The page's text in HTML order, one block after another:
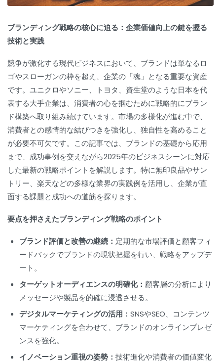
ブランディング戦略の核心に迫る：企業価値向上の鍵を握る
技術と実践
競争が激化する現代ビジネスにおいて、ブランドは単なるロ
ゴやスローガンの枠を超え、企業の「魂」となる重要な資産
です。ユニクロやソニー、トヨタ、資生堂のような日本を代
表する大手企業は、消費者の心を掴むために戦略的にブラン
ド構築へ取り組み続けています。市場の多様化が進む中で、
消費者との感情的な結びつきを強化し、独自性を高めること
が必要不可欠です。この記事では、ブランドの基礎から応用
まで、成功事例を交えながら2025年のビジネスシーンに対応
した最新の戦略ポイントを解説します。特に無印良品やサン
トリー、楽天などの多様な業界の実践例を活用し、企業が直
面する課題と成功への道筋を探ります。
要点を押さえたブランディング戦略のポイント
ブランド評価と改善の継続： 定期的な市場評価と顧客フィ
ードバックでブランドの現状把握を行い、戦略をアップデ
ート。
ターゲットオーディエンスの明確化： 顧客層の分析により
メッセージや製品を的確に浸透させる。
デジタルマーケティングの活用： SNSやSEO、コンテンツ
マーケティングを合わせて、ブランドのオンラインプレゼ
ンスを強化。
イノベーション重視の姿勢： 技術進化や消費者の価値変化